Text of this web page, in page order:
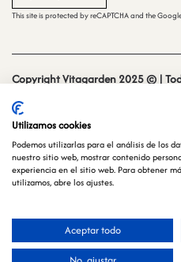
This site is protected by reCAPTCHA and the
Copyright Vitagarden 2025 © |
Utilizamos cookies
Podemos utilizarlas para el análisis de los
nuestro sitio web, mostrar contenido
experiencia en el sitio web. Para obtener
utilizamos, abre los ajustes.
Aceptar todo